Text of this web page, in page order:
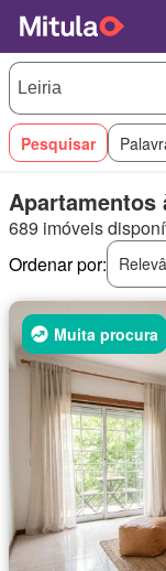
Pesquisar
Apartamentos
689 imóveis
Ordenar por:
Muita procura